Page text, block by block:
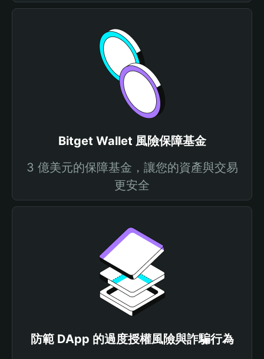
Bitget Wallet 風險保障基金
3 億美元的保障基金，讓您的資產與交易
更安全
防範 DApp 的過度授權風險與詐騙行為